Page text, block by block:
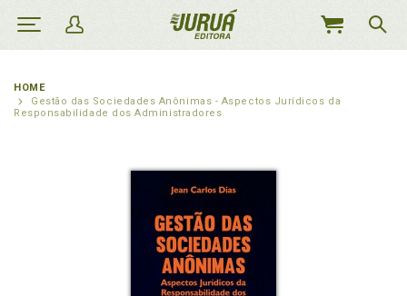
MEU
HOME
Gestão das Sociedades Anônimas - Aspectos Jurídicos da
Responsabilidade dos Administradores